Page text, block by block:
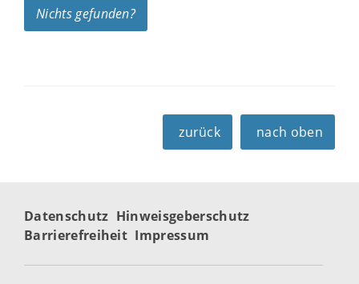
Nichts gefunden?
zurück nach oben
Datenschutz Hinweisgeberschutz
Barrierefreiheit Impressum